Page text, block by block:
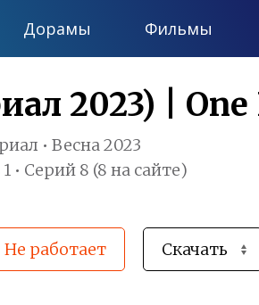
Дорамы Фильмы
2023) | One
• Весна 2023
• Серий 8 (8 на сайте)
Не работает